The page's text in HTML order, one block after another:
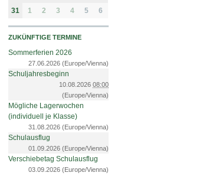
31
1 2 3 4 5 6
ZUKÜNFTIGE TERMINE
Sommerferien 2026
27.06.2026(Europe/Vienna)
Schuljahresbeginn
10.08.202608:00
(Europe/Vienna)
Mögliche Lagerwochen
(individuell je Klasse)
31.08.2026(Europe/Vienna)
Schulausflug
01.09.2026(Europe/Vienna)
Verschiebetag Schulausflug
03.09.2026(Europe/Vienna)